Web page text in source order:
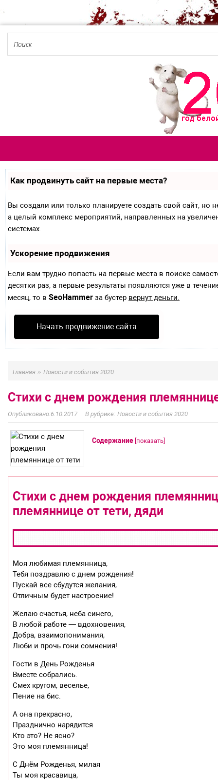
Как продвинуть сайт на первые места?
Вы создали или только планируете создать свой сайт, но
а целый комплекс мероприятий, направленных на
системах.
Ускорение продвижения
Если вам трудно попасть на первые места в поиске
десятки раз, а первые результаты появляются уже в
месяц, то в SeoHammer за бустер вернут деньги.
Начать продвижение сайта
Главная » Новости и события 2020
Стихи с днем рождения
6.10.2017 Новости и события 2020
Содержание [показать]
Стихи с днем рождения
племяннице от тети, дяди
Моя любимая племянница,
Тебя поздравлю с днем рождения!
Пускай все сбудутся желания,
Отличным будет настроение!
Желаю счастья, неба синего,
В любой работе — вдохновения,
Добра, взаимопонимания,
Люби и прочь гони сомнения!
Гости в День Рожденья
Вместе собрались.
Смех кругом, веселье,
Пение на бис.
А она прекрасно,
Празднично нарядится
Кто это? Не ясно?
Это моя племянница!
С Днём Рожденья, милая
Ты моя красавица,